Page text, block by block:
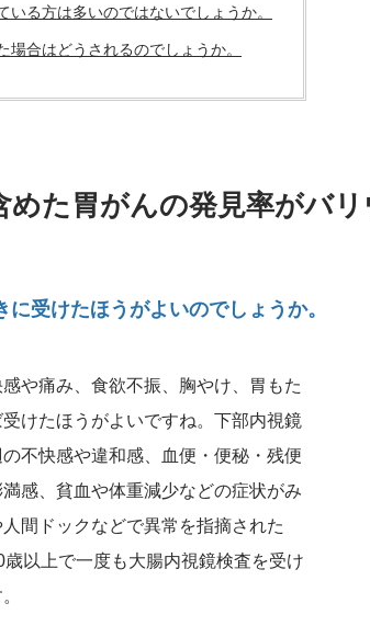
る方は多いのではないでしょうか。
合はどうされるのでしょうか。
めた胃がんの発見率がバ
受けたほうがよいのでしょうか。
や痛み、食欲不振、胸やけ、胃もた
けたほうがよいですね。下部内視鏡
不快感や違和感、血便・便秘・残便
感、貧血や体重減少などの症状がみ
間ドックなどで異常を指摘された
以上で一度も大腸内視鏡検査を受け